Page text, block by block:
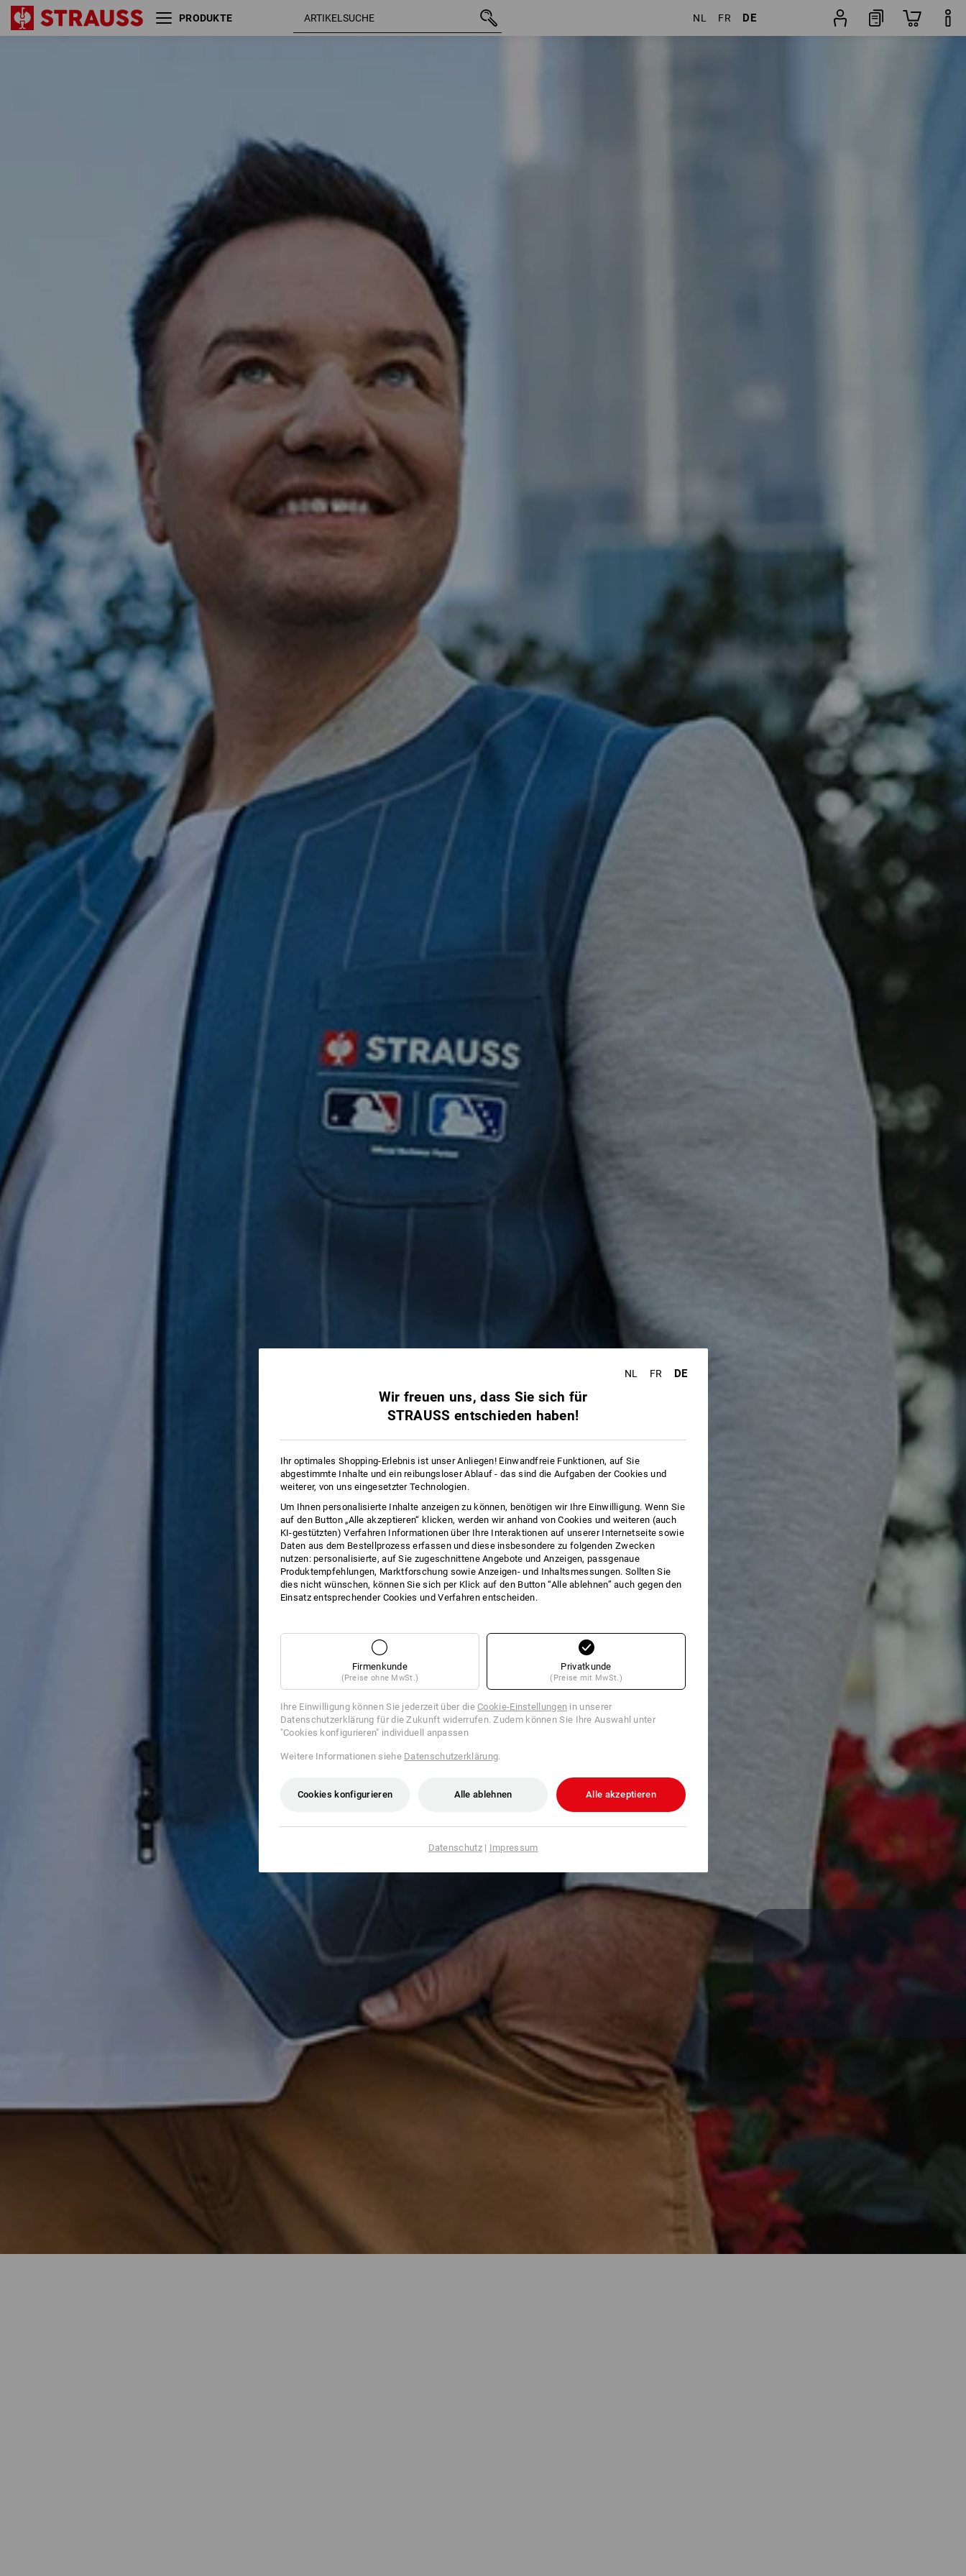
PRODUKTE NL FR DE
NL FR DE
Wir freuen uns, dass Sie sich für
STRAUSS entschieden haben!
Ihr optimales Shopping-Erlebnis ist unser Anliegen! Einwandfreie Funktionen, auf Sie
abgestimmte Inhalte und ein reibungsloser Ablauf - das sind die Aufgaben der Cookies und
weiterer, von uns eingesetzter Technologien.
Um Ihnen personalisierte Inhalte anzeigen zu können, benötigen wir Ihre Einwilligung. Wenn Sie
auf den Button „Alle akzeptieren“ klicken, werden wir anhand von Cookies und weiteren (auch
KI-gestützten) Verfahren Informationen über Ihre Interaktionen auf unserer Internetseite sowie
Daten aus dem Bestellprozess erfassen und diese insbesondere zu folgenden Zwecken
nutzen: personalisierte, auf Sie zugeschnittene Angebote und Anzeigen, passgenaue
Produktempfehlungen, Marktforschung sowie Anzeigen- und Inhaltsmessungen. Sollten Sie
dies nicht wünschen, können Sie sich per Klick auf den Button “Alle ablehnen” auch gegen den
Einsatz entsprechender Cookies und Verfahren entscheiden.
Firmenkunde
(Preise ohne MwSt.)
Privatkunde
(Preise mit MwSt.)
Ihre Einwilligung können Sie jederzeit über dieCookie-Einstellungen in unserer
Datenschutzerklärung für die Zukunft widerrufen. Zudem können Sie Ihre Auswahl unter
"Cookies konfigurieren" individuell anpassen
Weitere Informationen siehe Datenschutzerklärung.
Cookies konfigurieren Alle ablehnen Alle akzeptieren
Datenschutz| Impressum